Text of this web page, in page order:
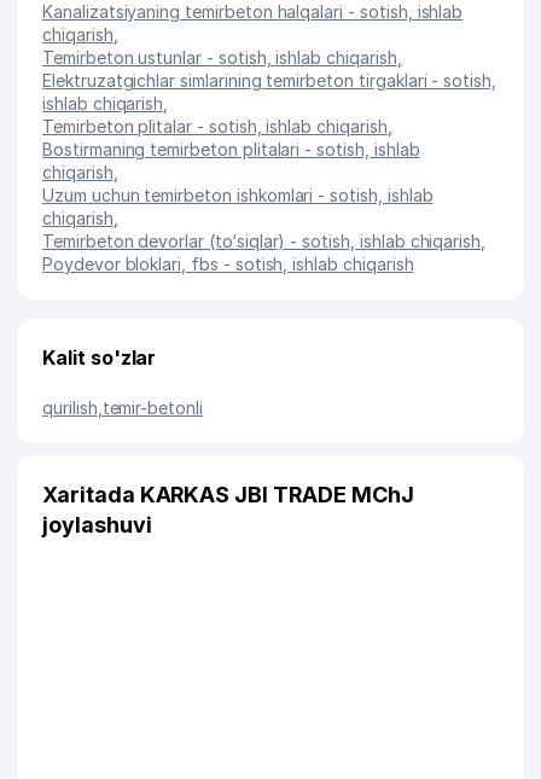
Kanalizatsiyaning temirbeton halqalari - sotish, ishlab
chiqarish
Temirbeton ustunlar - sotish, ishlab chiqarish
Elektruzatgichlar simlarining temirbeton tirgaklari - sotish,
ishlab chiqarish
Temirbeton plitalar - sotish, ishlab chiqarish
Bostirmaning temirbeton plitalari - sotish, ishlab
chiqarish
Uzum uchun temirbeton ishkomlari - sotish, ishlab
chiqarish
Temirbeton devorlar (to‘siqlar) - sotish, ishlab chiqarish
Poydevor bloklari, fbs - sotish, ishlab chiqarish
Kalit so'zlar
qurilish temir-betonli
Xaritada KARKAS JBI TRADE MChJ
joylashuvi